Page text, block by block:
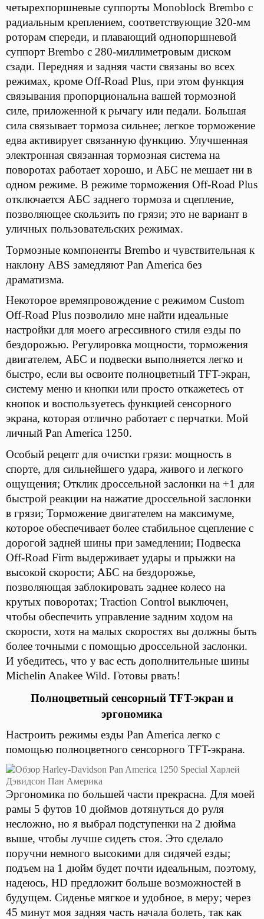
четырехпоршневые суппорты Monoblock Brembo с
радиальным креплением, соответствующие 320-мм
роторам спереди, и плавающий однопоршневой
суппорт Brembo с 280-миллиметровым диском
сзади. Передняя и задняя части связаны во всех
режимах, кроме Off-Road Plus, при этом функция
связывания пропорциональна вашей тормозной
силе, приложенной к рычагу или педали. Большая
сила связывает тормоза сильнее; легкое торможение
едва активирует связанную функцию. Улучшенная
электронная связанная тормозная система на
поворотах работает хорошо, и АБС не мешает ни в
одном режиме. В режиме торможения Off-Road Plus
отключается АБС заднего тормоза и сцепление,
позволяющее скользить по грязи; это не вариант в
уличных пользовательских режимах.
Тормозные компоненты Brembo и чувствительная к
наклону ABS замедляют Pan America без
драматизма.
Некоторое времяпровождение с режимом Custom
Off-Road Plus позволило мне найти идеальные
настройки для моего агрессивного стиля езды по
бездорожью. Регулировка мощности, торможения
двигателем, АБС и подвески выполняется легко и
быстро, если вы освоите полноцветный TFT-экран,
систему меню и кнопки или просто откажетесь от
кнопок и воспользуетесь функцией сенсорного
экрана, которая отлично работает с перчатки. Мой
личный Pan America 1250.
Особый рецепт для очистки грязи: мощность в
спорте, для сильнейшего удара, живого и легкого
ощущения; Отклик дроссельной заслонки на +1 для
быстрой реакции на нажатие дроссельной заслонки
в грязи; Торможение двигателем на максимуме,
которое обеспечивает более стабильное сцепление с
дорогой задней шины при замедлении; Подвеска
Off-Road Firm выдерживает удары и прыжки на
высокой скорости; АБС на бездорожье,
позволяющая заблокировать заднее колесо на
крутых поворотах; Traction Control выключен,
чтобы обеспечить управление задним ходом на
скорости, хотя на малых скоростях вы должны быть
более точными с помощью дроссельной заслонки.
И убедитесь, что у вас есть дополнительные шины
Michelin Anakee Wild. Готовы рвать!
Полноцветный сенсорный TFT-экран и
эргономика
Настроить режимы езды Pan America легко с
помощью полноцветного сенсорного TFT-экрана.
Эргономика по большей части прекрасна. Для моей
рамы 5 футов 10 дюймов дотянуться до руля
несложно, но я выбрал подступенки на 2 дюйма
выше, чтобы лучше сидеть стоя. Это сделало
поручни немного высокими для сидячей езды;
подъем на 1 дюйм будет почти идеальным, поэтому,
надеюсь, HD предложит больше возможностей в
будущем. Сиденье мягкое и удобное, в меру; через
45 минут моя задняя часть начала болеть, так как